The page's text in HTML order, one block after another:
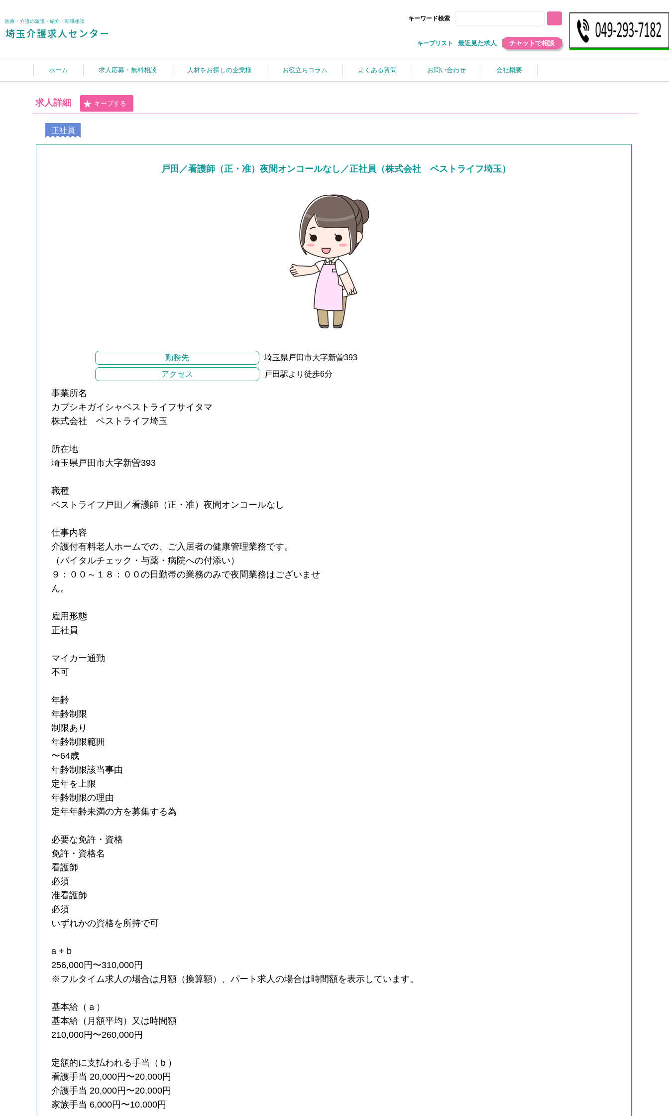
医療・介護の派遣・紹介・転職相談 キーワード検索
キープリスト 最近見た求人 チャットで相談
ホーム 求人応募・無料相談 人材をお探しの企業様 お役立ちコラム よくある質問 お問い合わせ 会社概要
求人詳細 キープする
正社員
戸田／看護師（正・准）夜間オンコールなし／正社員（株式会社 ベストライフ埼玉）
勤務先
埼玉県戸田市大字新曽393
アクセス
戸田駅より徒歩6分
事業所名
カブシキガイシャベストライフサイタマ
株式会社 ベストライフ埼玉
所在地
埼玉県戸田市大字新曽393
職種
ベストライフ戸田／看護師（正・准）夜間オンコールなし
仕事内容
介護付有料老人ホームでの、ご入居者の健康管理業務です。
（バイタルチェック・与薬・病院への付添い）
９：００～１８：００の日勤帯の業務のみで夜間業務はございませ
ん。
雇用形態
正社員
マイカー通勤
不可
年齢
年齢制限
制限あり
年齢制限範囲
〜64歳
年齢制限該当事由
定年を上限
年齢制限の理由
定年年齢未満の方を募集する為
必要な免許・資格
免許・資格名
看護師
必須
准看護師
必須
いずれかの資格を所持で可
a + b
256,000円〜310,000円
※フルタイム求人の場合は月額（換算額）、パート求人の場合は時間額を表示しています。
基本給（ａ）
基本給（月額平均）又は時間額
210,000円〜260,000円
定額的に支払われる手当（ｂ）
看護手当 20,000円〜20,000円
介護手当 20,000円〜20,000円
家族手当 6,000円〜10,000円